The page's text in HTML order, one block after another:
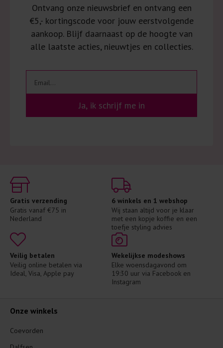
Ontvang onze nieuwsbrief en ontvang een
€5,- kortingscode voor jouw eerstvolgende
aankoop. Blijf daarnaast op de hoogte van
alle laatste acties, nieuwtjes en collecties.
Ja, ik schrijf me in
Gratis verzending
Gratis vanaf €75 in
Nederland
6 winkels en 1 webshop
Wij staan altijd voor je klaar
met een kopje koffie en een
toefje styling advies
Veilig betalen
Veilig online betalen via
Ideal, Visa, Apple pay
Wekelijkse modeshows
Elke woensdagavond om
19:30 uur via Facebook en
Instagram
Onze winkels
Coevorden